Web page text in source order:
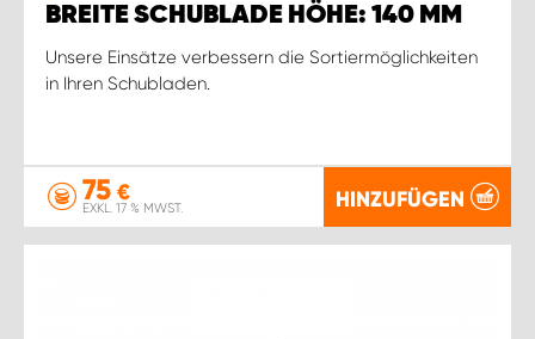
BREITE SCHUBLADE HÖHE: 140 MM
Unsere Einsätze verbessern die Sortiermöglichkeiten
in Ihren Schubladen.
75 €
EXKL. 17 % MWST. HINZUFÜGEN